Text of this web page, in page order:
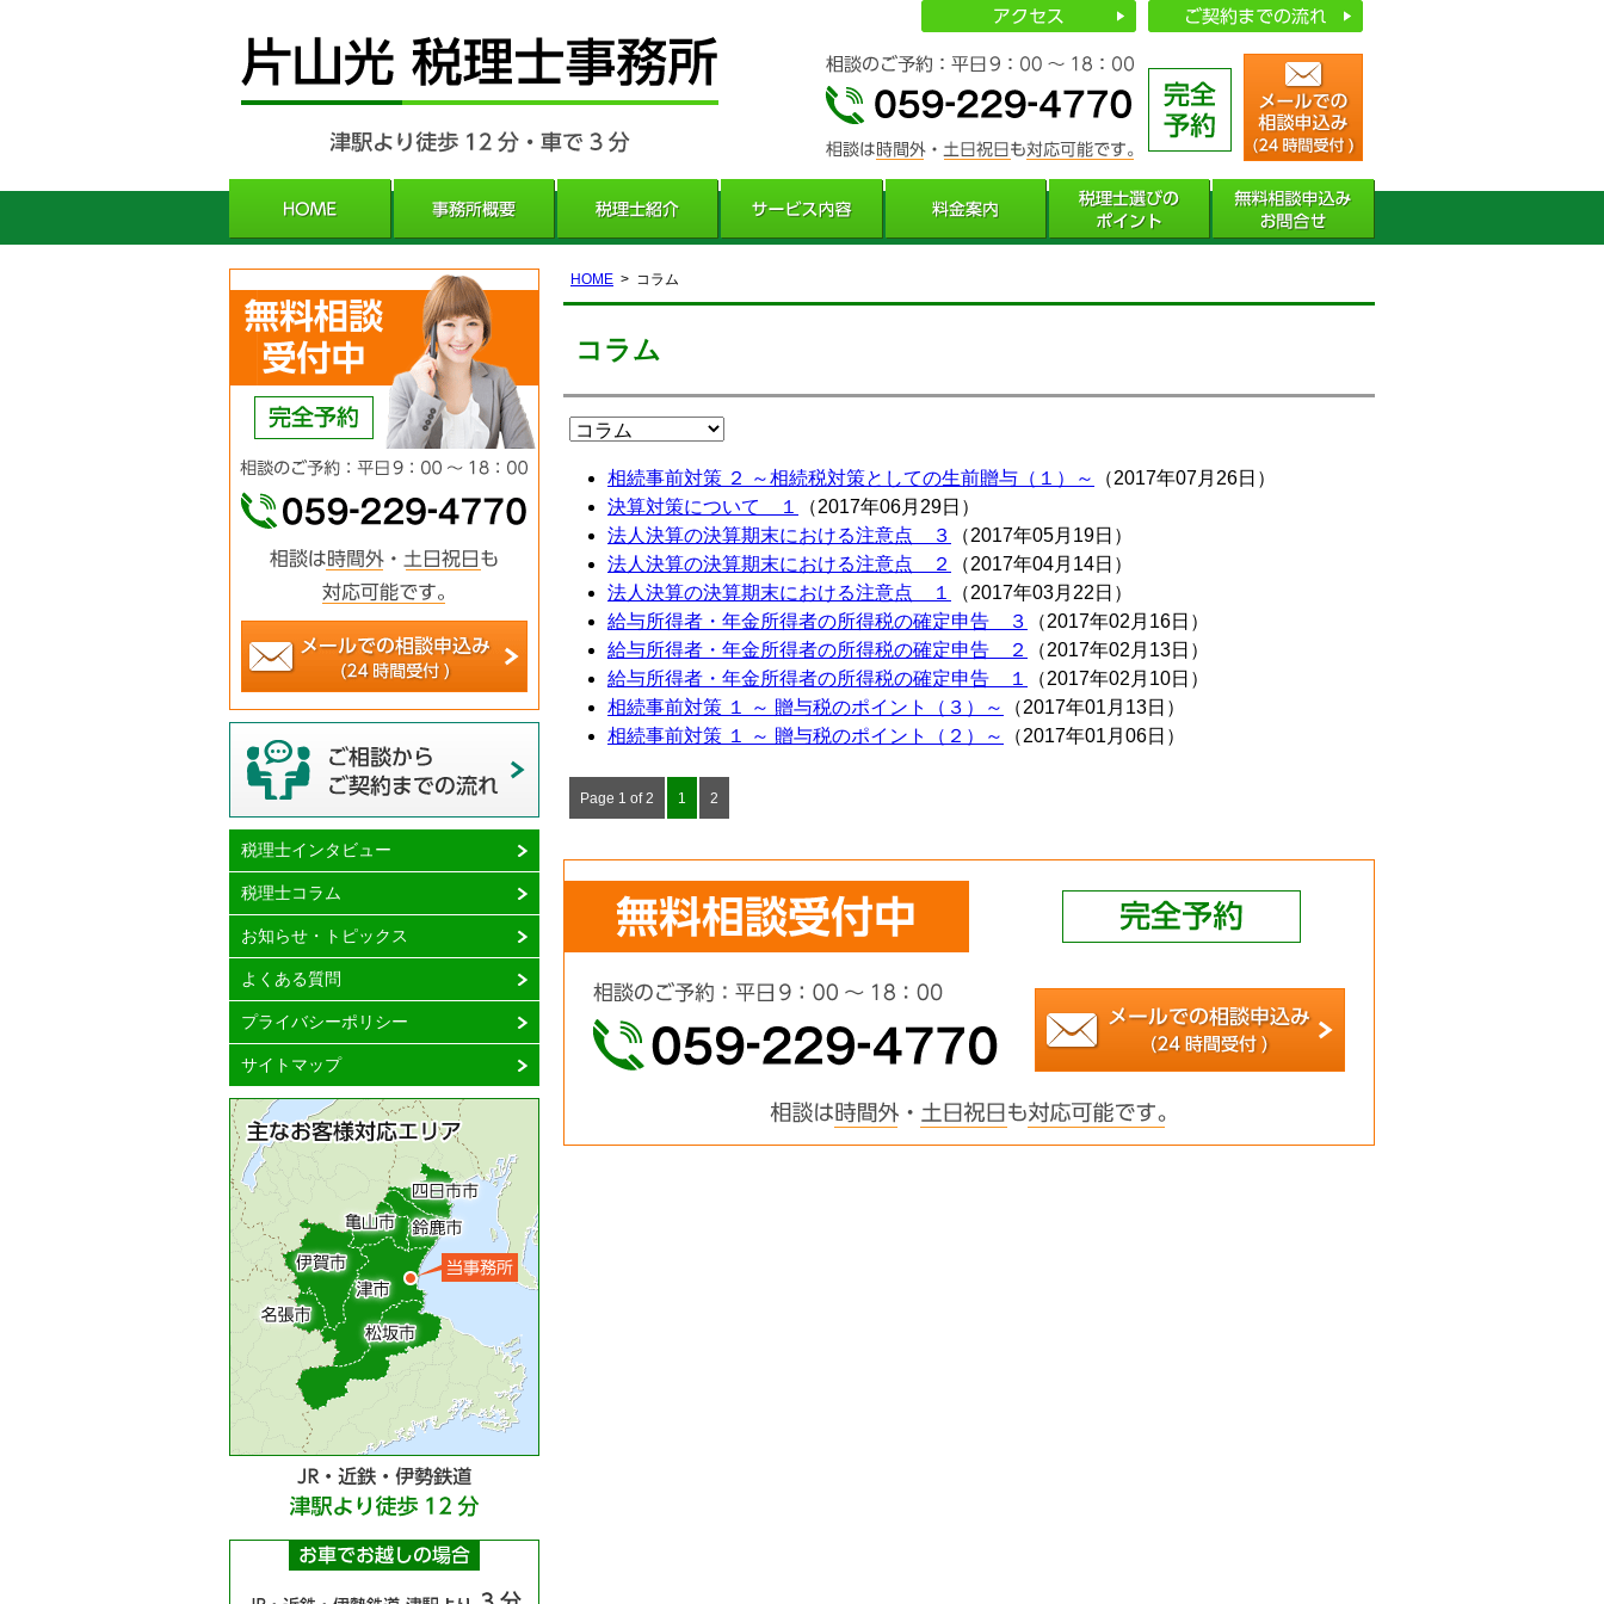
HOME コラム
コラム
相続事前対策 ２ ～相続税対策としての生前贈与（１）～
（2017年07月26日）
決算対策について １
（2017年06月29日）
法人決算の決算期末における注意点 ３
（2017年05月19日）
法人決算の決算期末における注意点 ２
（2017年04月14日）
法人決算の決算期末における注意点 １
（2017年03月22日）
給与所得者・年金所得者の所得税の確定申告 ３
（2017年02月16日）
給与所得者・年金所得者の所得税の確定申告 ２
（2017年02月13日）
給与所得者・年金所得者の所得税の確定申告 １
（2017年02月10日）
相続事前対策 １ ～ 贈与税のポイント（３）～
（2017年01月13日）
相続事前対策 １ ～ 贈与税のポイント（２）～
（2017年01月06日）
Page 1 of 2 1 2
税理士インタビュー
税理士コラム
お知らせ・トピックス
よくある質問
プライバシーポリシー
サイトマップ